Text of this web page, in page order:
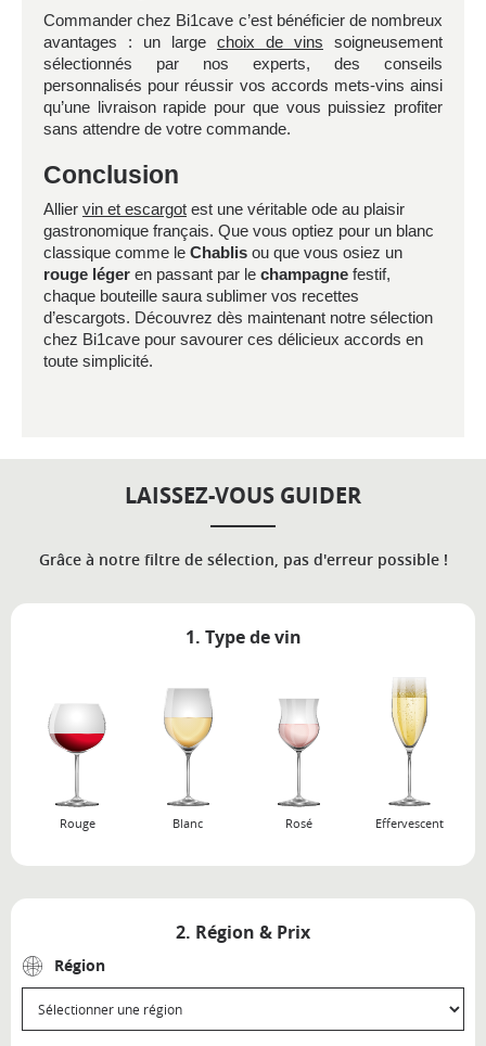
Commander chez Bi1cave c’est bénéficier de nombreux
avantages : un large choix de vins soigneusement
sélectionnés par nos experts, des conseils
personnalisés pour réussir vos accords mets-vins ainsi
qu’une livraison rapide pour que vous puissiez profiter
sans attendre de votre commande.
Conclusion
Allier vin et escargot est une véritable ode au plaisir
gastronomique français. Que vous optiez pour un blanc
classique comme le Chablis ou que vous osiez un
rouge léger en passant par le champagne festif,
chaque bouteille saura sublimer vos recettes
d’escargots. Découvrez dès maintenant notre sélection
chez Bi1cave pour savourer ces délicieux accords en
toute simplicité.
LAISSEZ-VOUS GUIDER
Grâce à notre filtre de sélection, pas d'erreur possible !
1. Type de vin
Rouge Blanc Rosé Effervescent
2. Région & Prix
Région